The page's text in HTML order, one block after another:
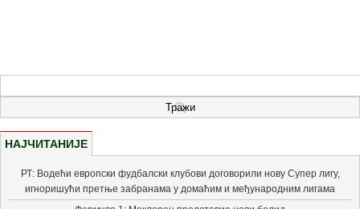
НАЈЧИТАНИЈЕ
РТ: Водећи европски фудбалски клубови договорили нову Супер лигу,
игноришући претње забранама у домаћим и међународним лигама